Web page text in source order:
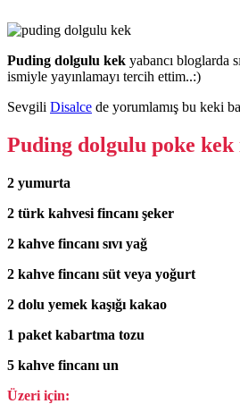
Puding dolgulu kek yabancı bloglarda
ismiyle yayınlamayı tercih ettim..:)
Sevgili Disalce de yorumlamış bu keki
Puding dolgulu poke
2 yumurta
2 türk kahvesi fincanı şeker
2 kahve fincanı sıvı yağ
2 kahve fincanı süt veya yoğurt
2 dolu yemek kaşığı kakao
1 paket kabartma tozu
5 kahve fincanı un
Üzeri için: